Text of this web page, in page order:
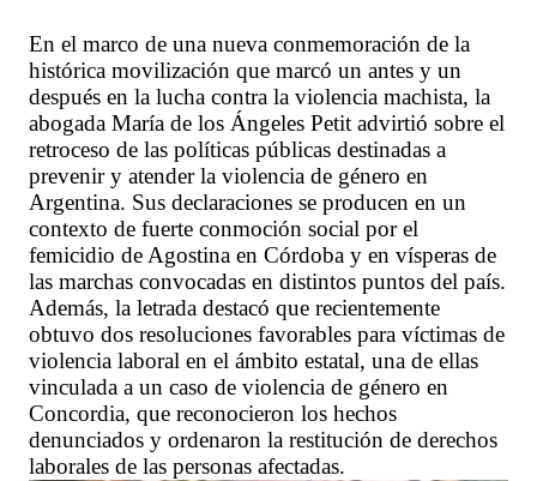
En el marco de una nueva conmemoración de la
histórica movilización que marcó un antes y un
después en la lucha contra la violencia machista, la
abogada María de los Ángeles Petit advirtió sobre el
retroceso de las políticas públicas destinadas a
prevenir y atender la violencia de género en
Argentina. Sus declaraciones se producen en un
contexto de fuerte conmoción social por el
femicidio de Agostina en Córdoba y en vísperas de
las marchas convocadas en distintos puntos del país.
Además, la letrada destacó que recientemente
obtuvo dos resoluciones favorables para víctimas de
violencia laboral en el ámbito estatal, una de ellas
vinculada a un caso de violencia de género en
Concordia, que reconocieron los hechos
denunciados y ordenaron la restitución de derechos
laborales de las personas afectadas.